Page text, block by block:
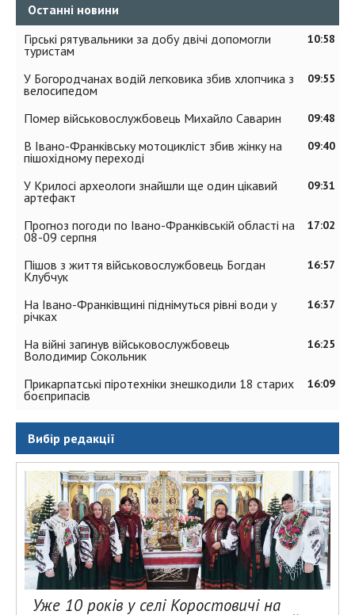
Останні новини
10:58
Гірські рятувальники за добу двічі допомогли
туристам
09:55
У Богородчанах водій легковика збив хлопчика з
велосипедом
09:48
Помер військовослужбовець Михайло Саварин
09:40
В Івано-Франківську мотоцикліст збив жінку на
пішохідному переході
09:31
У Крилосі археологи знайшли ще один цікавий
артефакт
17:02
Прогноз погоди по Івано-Франківській області на
08-09 серпня
16:57
Пішов з життя військовослужбовець Богдан
Клубчук
16:37
На Івано-Франківщині піднімуться рівні води у
річках
16:25
На війні загинув військовослужбовець
Володимир Сокольник
16:09
Прикарпатські піротехніки знешкодили 18 старих
боєприпасів
Вибір редакції
Уже 10 років у селі Коростовичі на